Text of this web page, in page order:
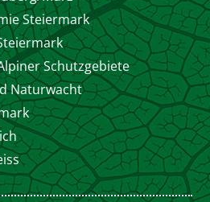
Steiermark
Schutzgebiete
Naturwacht